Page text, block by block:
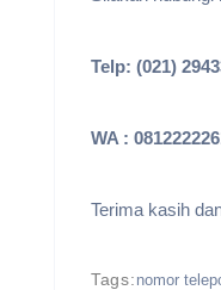
Telp: (021)
WA :
Terima kasih
Tags: nomor